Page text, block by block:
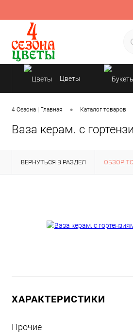
Цветы
Подарки
4 Сезона | Главная • Каталог товаров
Ваза керам. с
ВЕРНУТЬСЯ В РАЗДЕЛ ОБЗОР
ХАРАКТЕРИСТИКИ
Прочие